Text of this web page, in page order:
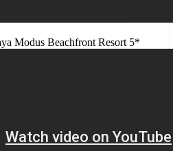
Modus Beachfront Resort 5*